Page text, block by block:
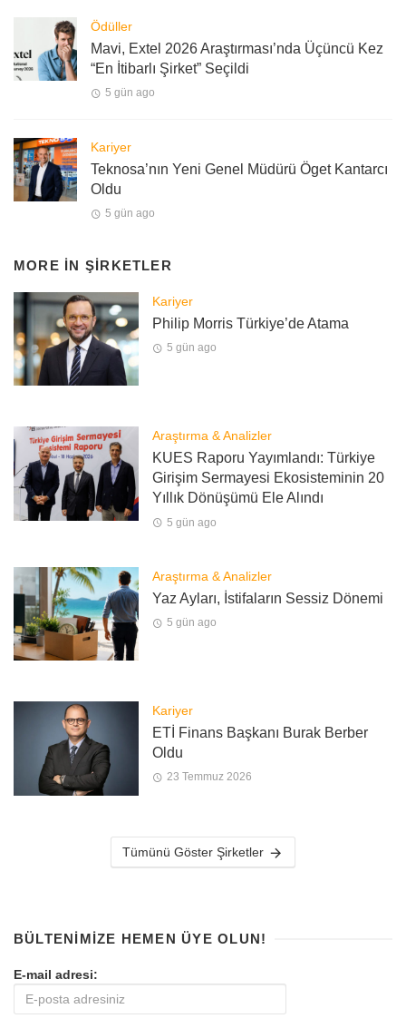
Ödüller
Mavi, Extel 2026 Araştırması’nda Üçüncü Kez
“En İtibarlı Şirket” Seçildi
5 gün ago
Kariyer
Teknosa’nın Yeni Genel Müdürü Öget Kantarcı
Oldu
5 gün ago
MORE IN ŞIRKETLER
Kariyer
Philip Morris Türkiye’de Atama
5 gün ago
Araştırma & Analizler
KUES Raporu Yayımlandı: Türkiye
Girişim Sermayesi Ekosisteminin 20
Yıllık Dönüşümü Ele Alındı
5 gün ago
Araştırma & Analizler
Yaz Ayları, İstifaların Sessiz Dönemi
5 gün ago
Kariyer
ETİ Finans Başkanı Burak Berber
Oldu
23 Temmuz 2026
Tümünü Göster Şirketler
BÜLTENIMIZE HEMEN ÜYE OLUN!
E-mail adresi: